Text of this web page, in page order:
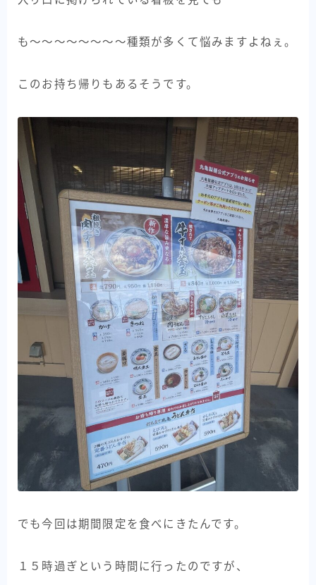
も〜〜〜〜〜〜〜〜種類が多くて悩みますよねぇ。
このお持ち帰りもあるそうです。
でも今回は期間限定を食べにきたんです。
１５時過ぎという時間に行ったのですが、